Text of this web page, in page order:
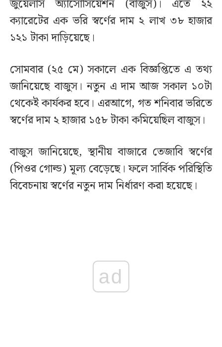
জুয়েলার্স অ্যাসোসিয়েশন (বাজুস)। এতে ২২
ক্যারেটের এক ভরি স্বর্ণের দাম ২ লাখ ৩৮ হাজার
১২১ টাকা দাড়িয়েছে।
সোমবার (২৫ মে) সকালে এক বিজ্ঞপ্তিতে এ তথ্য
জানিয়েছে বাজুস। নতুন এ দাম আজ সকাল ১০টা
থেকেই কার্যকর হবে। এরআগে, গত শনিবার ভরিতে
স্বর্ণের দাম ২ হাজার ১৫৮ টাকা কমিয়েছিল বাজুস।
বাজুস জানিয়েছে, স্থানীয় বাজারে তেজাবি স্বর্ণের
(পিওর গোল্ড) মূল্য বেড়েছে। ফলে সার্বিক পরিস্থিতি
বিবেচনায় স্বর্ণের নতুন দাম নির্ধারণ করা হয়েছে।
ad